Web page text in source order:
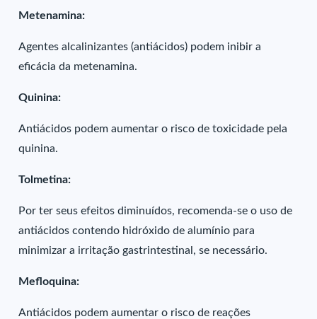
Metenamina:
Agentes alcalinizantes (antiácidos) podem inibir a
eficácia da metenamina.
Quinina:
Antiácidos podem aumentar o risco de toxicidade pela
quinina.
Tolmetina:
Por ter seus efeitos diminuídos, recomenda-se o uso de
antiácidos contendo hidróxido de alumínio para
minimizar a irritação gastrintestinal, se necessário.
Mefloquina:
Antiácidos podem aumentar o risco de reações